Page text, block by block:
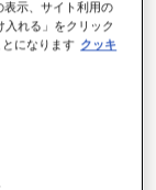
示、サイト利用の
れる」をクリック
になります クッキ